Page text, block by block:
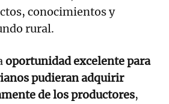
conocimientos y
rural.
oportunidad excelente para
pudieran adquirir
de los productores,